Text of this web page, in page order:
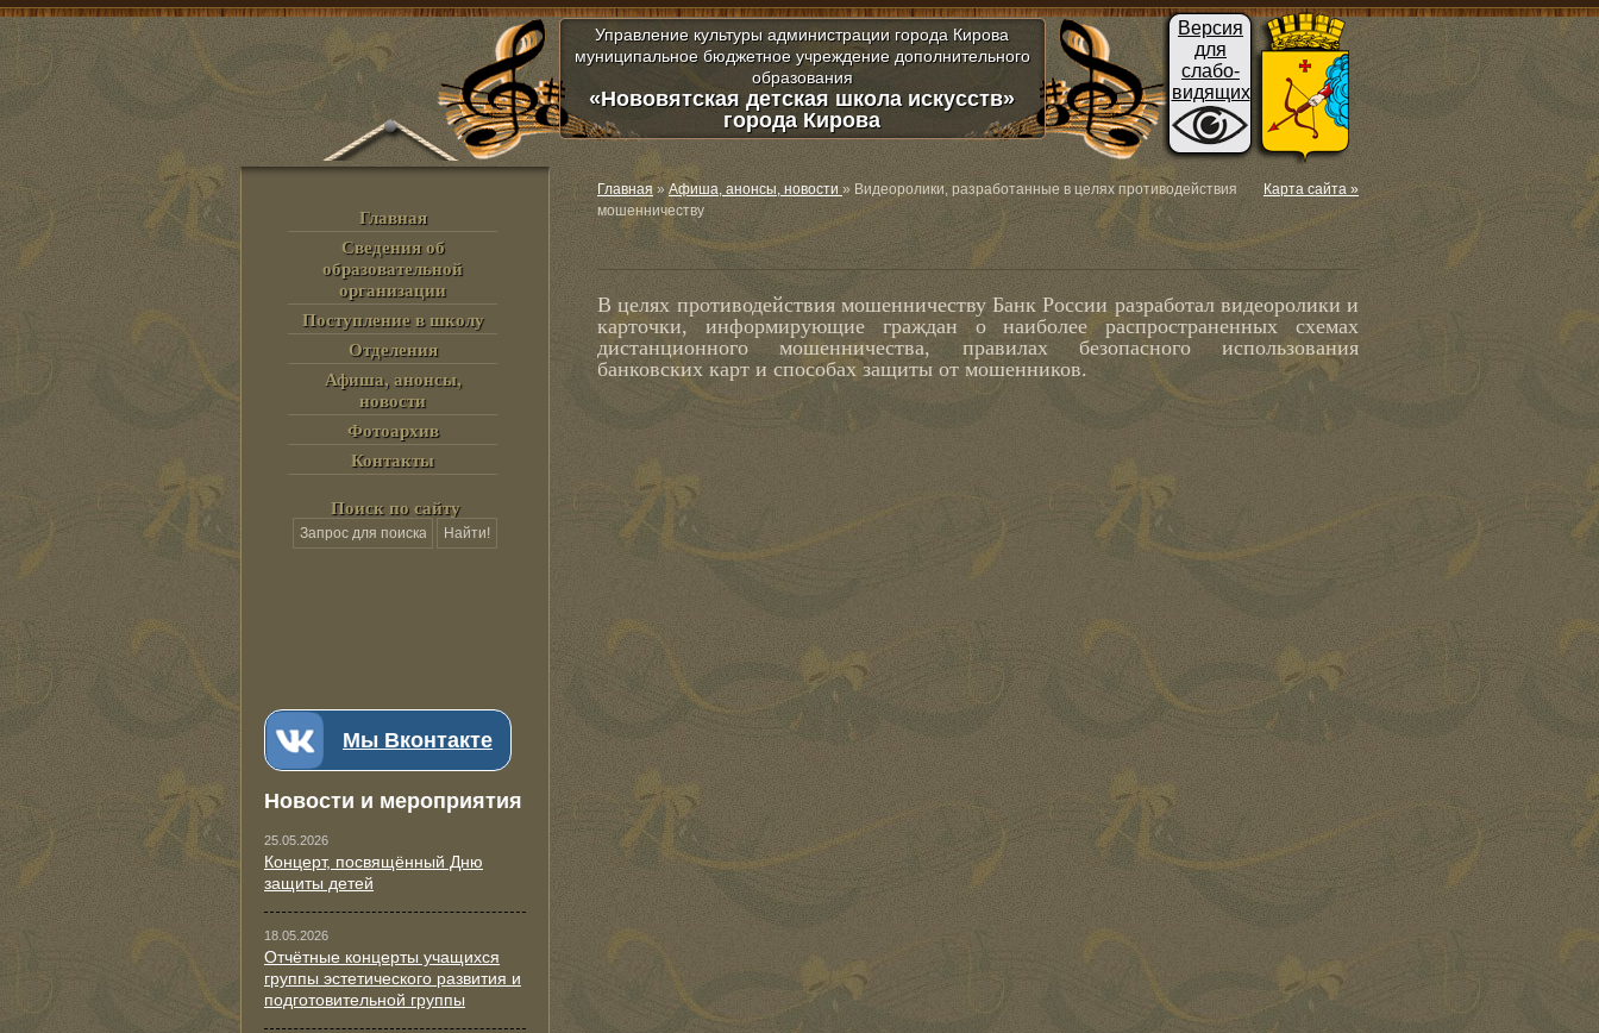
Главная
Сведения об
образовательной
организации
Поступление в школу
Отделения
Афиша, анонсы,
новости
Фотоархив
Контакты
Поиск по сайту
Мы Вконтакте
Новости и мероприятия
25.05.2026
Концерт, посвящённый Дню
защиты детей
18.05.2026
Отчётные концерты учащихся
группы эстетического развития и
подготовительной группы
Управление культуры администрации города Кирова
муниципальное бюджетное учреждение дополнительного
образования
«Нововятская детская школа искусств»
города Кирова
Версия
для
слабо-
видящих
Карта сайта »
Главная » Афиша, анонсы, новости » Видеоролики, разработанные в целях противодействия
мошенничеству
В целях противодействия мошенничеству Банк России разработал видеоролики и
карточки, информирующие граждан о наиболее распространенных схемах
дистанционного мошенничества, правилах безопасного использования
банковских карт и способах защиты от мошенников.